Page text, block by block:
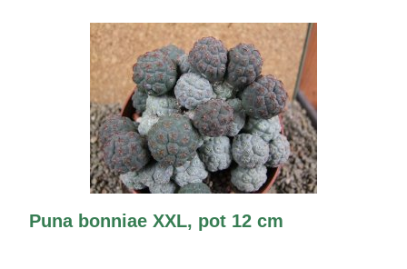
Puna bonniae XXL, pot 12 cm